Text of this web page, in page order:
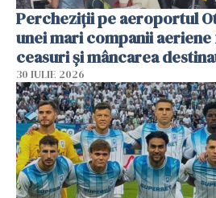
Percheziții pe aeroportul
unei mari companii
ceasuri și mâncarea
30 IULIE 2026